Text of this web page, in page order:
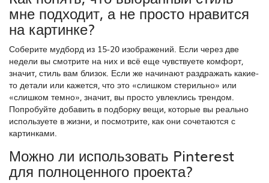
мне подходит, а не просто нравится
на картинке?
Соберите мудборд из 15-20 изображений. Если через две
недели вы смотрите на них и всё еще чувствуете комфорт,
значит, стиль вам близок. Если же начинают раздражать какие-
то детали или кажется, что это «слишком стерильно» или
«слишком темно», значит, вы просто увлеклись трендом.
Попробуйте добавить в подборку вещи, которые вы реально
используете в жизни, и посмотрите, как они сочетаются с
картинками.
Можно ли использовать Pinterest
для полноценного проекта?